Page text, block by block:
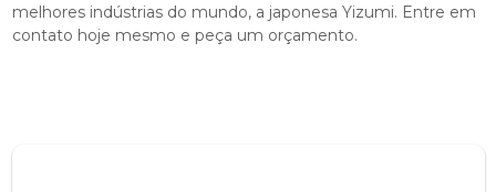
melhores indústrias do mundo, a japonesa Yizumi. Entre em
contato hoje mesmo e peça um orçamento.